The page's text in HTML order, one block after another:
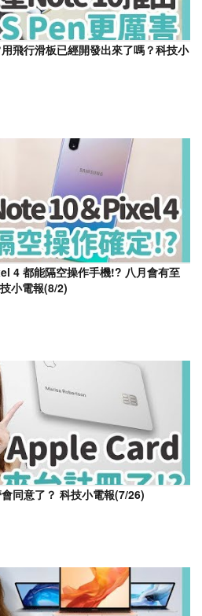
飛行滑板已經開發出來了嗎？科技小
4 都能隔空操作手機!? 八月會有至
小電報(8/2)
同意了？ 科技小電報(7/26)